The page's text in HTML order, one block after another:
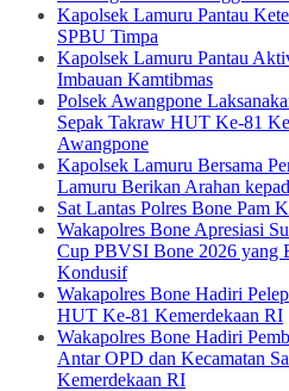
Kapolsek Lamuru Pantau
SPBU Timpa
Kapolsek Lamuru Pantau
Imbauan Kamtibmas
Polsek Awangpone
Sepak Takraw HUT Ke-81
Awangpone
Kapolsek Lamuru Bersama
Lamuru Berikan Arahan
Sat Lantas Polres Bone Pam
Wakapolres Bone Apresiasi
Cup PBVSI Bone 2026 yang
Kondusif
Wakapolres Bone Hadiri
HUT Ke-81 Kemerdekaan RI
Wakapolres Bone Hadiri
Antar OPD dan Kecamatan
Kemerdekaan RI